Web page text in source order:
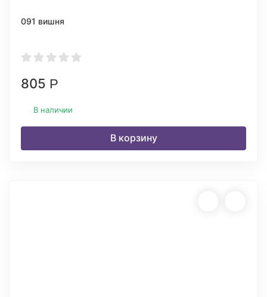
091 вишня
805 Р
В наличии
В корзину